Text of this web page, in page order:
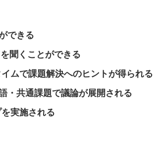
できる
聞くことができる
ムで課題解決へのヒントが得られる
・共通課題で議論が展開される
実施される